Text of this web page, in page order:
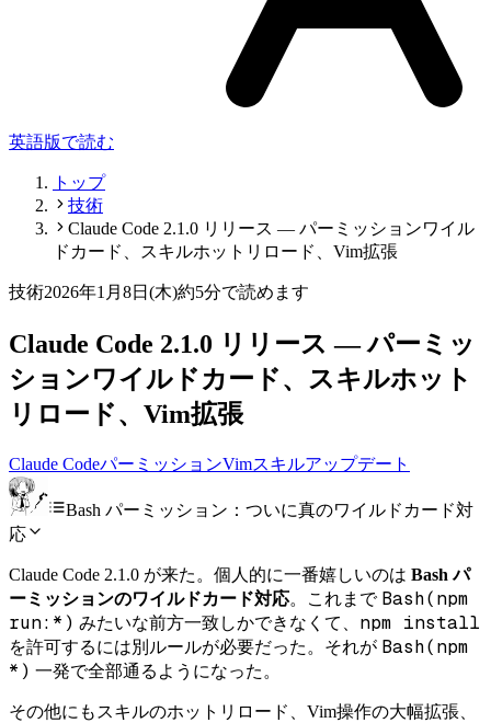
英語版で読む
トップ
技術
Claude Code 2.1.0 リリース — パーミッションワイル
ドカード、スキルホットリロード、Vim拡張
技術2026年1月8日(木)約5分で読めます
Claude Code 2.1.0 リリース — パーミッ
ションワイルドカード、スキルホット
リロード、Vim拡張
Claude CodeパーミッションVimスキルアップデート
Bash パーミッション：ついに真のワイルドカード対
応
Claude Code 2.1.0 が来た。個人的に一番嬉しいのは Bash パ
ーミッションのワイルドカード対応。これまで Bash(npm
run:*) みたいな前方一致しかできなくて、 npm install
を許可するには別ルールが必要だった。それが Bash(npm
*) 一発で全部通るようになった。
その他にもスキルのホットリロード、Vim操作の大幅拡張、